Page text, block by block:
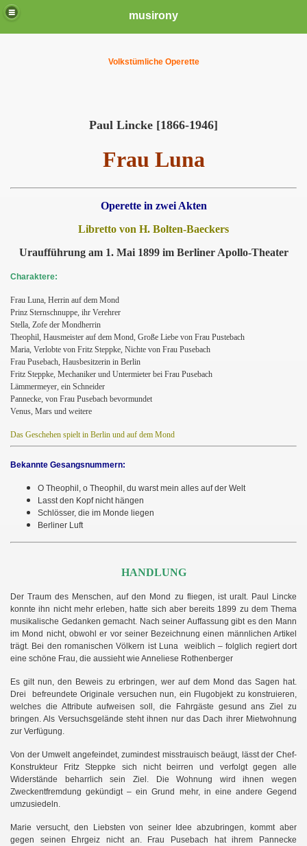
musirony
Volkstümliche Operette
Paul Lincke [1866-1946]
Frau Luna
Operette in zwei Akten
Libretto von H. Bolten-Baeckers
Uraufführung am 1. Mai 1899 im Berliner Apollo-Theater
Charaktere:
Frau Luna, Herrin auf dem Mond
Prinz Sternschnuppe, ihr Verehrer
Stella, Zofe der Mondherrin
Theophil, Hausmeister auf dem Mond, Große Liebe von Frau Pustebach
Maria, Verlobte von Fritz Steppke, Nichte von Frau Pusebach
Frau Pusebach, Hausbesitzerin in Berlin
Fritz Steppke, Mechaniker und Untermieter bei Frau Pusebach
Lämmermeyer, ein Schneider
Pannecke, von Frau Pusebach bevormundet
Venus, Mars und weitere
Das Geschehen spielt in Berlin und auf dem Mond
Bekannte Gesangsnummern:
O Theophil, o Theophil, du warst mein alles auf der Welt
Lasst den Kopf nicht hängen
Schlösser, die im Monde liegen
Berliner Luft
HANDLUNG
Der Traum des Menschen, auf den Mond zu fliegen, ist uralt. Paul Lincke
konnte ihn nicht mehr erleben, hatte sich aber bereits 1899 zu dem Thema
musikalische Gedanken gemacht. Nach seiner Auffassung gibt es den Mann
im Mond nicht, obwohl er vor seiner Bezeichnung einen männlichen Artikel
trägt. Bei den romanischen Völkern ist Luna weiblich – folglich regiert dort
eine schöne Frau, die aussieht wie Anneliese Rothenberger
Es gilt nun, den Beweis zu erbringen, wer auf dem Mond das Sagen hat.
Drei befreundete Originale versuchen nun, ein Flugobjekt zu konstruieren,
welches die Attribute aufweisen soll, die Fahrgäste gesund ans Ziel zu
bringen. Als Versuchsgelände steht ihnen nur das Dach ihrer Mietwohnung
zur Verfügung.
Von der Umwelt angefeindet, zumindest misstrauisch beäugt, lässt der Chef-
Konstrukteur Fritz Steppke sich nicht beirren und verfolgt gegen alle
Widerstände beharrlich sein Ziel. Die Wohnung wird ihnen wegen
Zweckentfremdung gekündigt – ein Grund mehr, in eine andere Gegend
umzusiedeln.
Marie versucht, den Liebsten von seiner Idee abzubringen, kommt aber
gegen seinen Ehrgeiz nicht an. Frau Pusebach hat ihrem Pannecke